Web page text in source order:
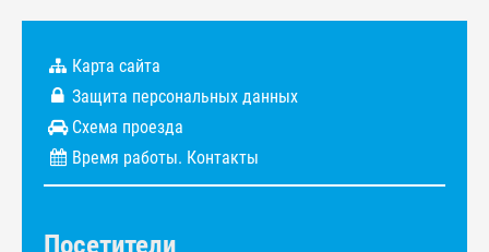
Карта сайта
Защита персональных данных
Схема проезда
Время работы. Контакты
Посетители